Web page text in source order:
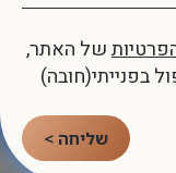
של האתר,
בפנייתי(חובה)
שליחה >